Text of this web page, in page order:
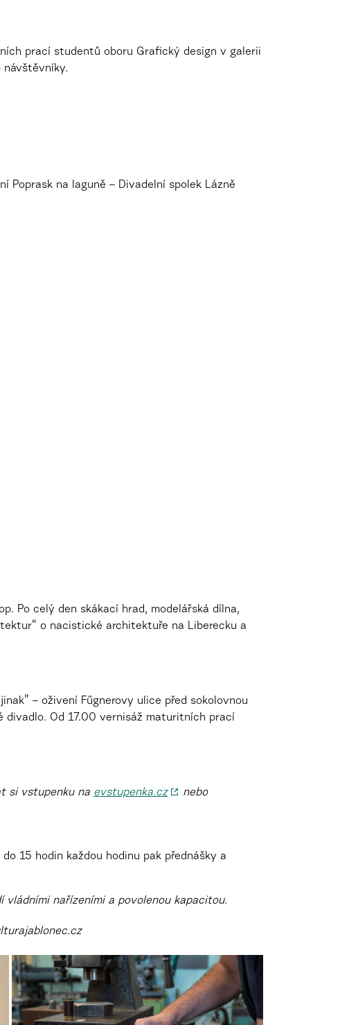
prací studentů oboru Grafický design v galerii
návštěvníky.
Poprask na laguně – Divadelní spolek Lázně
Po celý den skákací hrad, modelářská dílna,
o nacistické architektuře na Liberecku a
– oživení Fűgnerovy ulice před sokolovnou
divadlo. Od 17.00 vernisáž maturitních prací
si vstupenku na evstupenka.cz
nebo
15 hodin každou hodinu pak přednášky a
vládními nařízeními a povolenou kapacitou.